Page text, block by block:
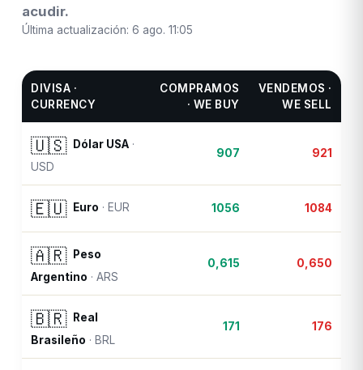
acudir.
Última actualización: 6 ago. 11:05
DIVISA ·
CURRENCY
COMPRAMOS
· WE BUY
VENDEMOS ·
WE SELL
🇺🇸 Dólar USA ·
USD
907 921
🇪🇺 Euro · EUR 1056 1084
🇦🇷
Peso
Argentino ·ARS
0,615 0,650
🇧🇷
Real
Brasileño · BRL
171 176